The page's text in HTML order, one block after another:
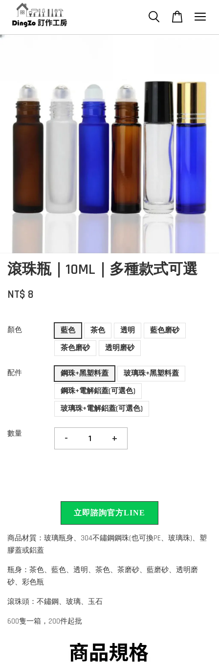
滾珠瓶｜10ML｜多種款式可選
NT$ 8
顏色 藍色 茶色 透明
藍色磨砂
茶色磨砂
透明磨砂
配件 鋼珠+黑塑料蓋
玻璃珠+黑塑料蓋
鋼珠+電解鋁蓋(可選色)
玻璃珠+電解鋁蓋(可選色)
數量 - +
立即諮詢官方LINE
商品材質：玻璃瓶身、304不鏽鋼鋼珠(也可換PE、玻璃珠)、塑
膠蓋或鋁蓋
瓶身：茶色、藍色、透明、茶色、茶磨砂、藍磨砂、透明磨
砂、彩色瓶
滾珠頭：不鏽鋼、玻璃、玉石
600隻一箱，200件起批